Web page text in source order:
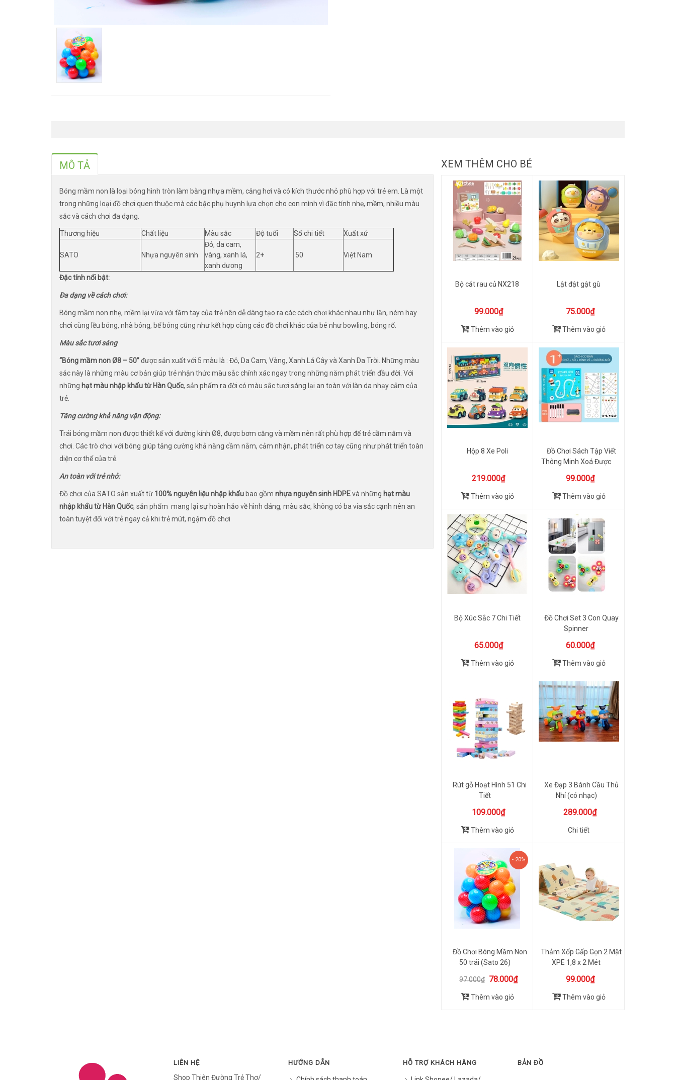
MÔ TẢ
Bóng mầm non là loại bóng hình tròn làm bằng nhựa mềm, căng hơi và có kích thước nhỏ phù hợp với trẻ em. Là một
trong những loại đồ chơi quen thuộc mà các bậc phụ huynh lựa chọn cho con mình vì đặc tính nhẹ, mềm, nhiều màu
sắc và cách chơi đa dạng.
Thương hiệu Chất liệu Màu sắc Độ tuổi Số chi tiết Xuất xứ
SATO Nhựa nguyên sinh
Đỏ, da cam,
vàng, xanh lá,
xanh dương
2+ 50 Việt Nam
Đặc tính nổi bật:
Đa dạng về cách chơi:
Bóng mầm non nhẹ, mềm lại vừa với tầm tay của trẻ nên dễ dàng tạo ra các cách chơi khác nhau như lăn, ném hay
chơi cùng lều bóng, nhà bóng, bể bóng cũng như kết hợp cùng các đồ chơi khác của bé như bowling, bóng rổ.
Màu sắc tươi sáng
“Bóng mầm non Ø8 – 50”được sản xuất với 5 màu là : Đỏ, Da Cam, Vàng, Xanh Lá Cây và Xanh Da Trời. Những màu
sắc này là những màu cơ bản giúp trẻ nhận thức màu sắc chính xác ngay trong những năm phát triển đầu đời. Với
những hạt màu nhập khẩu từ Hàn Quốc, sản phẩm ra đời có màu sắc tươi sáng lại an toàn với làn da nhạy cảm của
trẻ.
Tăng cường khả năng vận động:
Trái bóng mầm non được thiết kế với đường kính Ø8, được bơm căng và mềm nên rất phù hợp để trẻ cầm nắm và
chơi. Các trò chơi với bóng giúp tăng cường khả năng cầm nắm, cảm nhận, phát triển cơ tay cũng như phát triển toàn
diện cơ thể của trẻ.
An toàn với trẻ nhỏ:
Đồ chơi của SATO sản xuất từ 100% nguyên liệu nhập khẩu bao gồm nhựa nguyên sinh HDPEvà những hạt màu
nhập khẩu từ Hàn Quốc, sản phẩm mang lại sự hoàn hảo về hình dáng, màu sắc, không có ba via sắc cạnh nên an
toàn tuyệt đối với trẻ ngay cả khi trẻ mút, ngậm đồ chơi
XEM THÊM CHO BÉ
Bộ cắt rau củ NX218
99.000₫
Thêm vào giỏ
Lật đật gật gù
75.000₫
Thêm vào giỏ
Hộp 8 Xe Poli
219.000₫
Thêm vào giỏ
Đồ Chơi Sách Tập Viết
Thông Minh Xoá Được
99.000₫
Thêm vào giỏ
Bộ Xúc Sắc 7 Chi Tiết
65.000₫
Thêm vào giỏ
Đồ Chơi Set 3 Con Quay
Spinner
60.000₫
Thêm vào giỏ
Rút gỗ Hoạt Hình 51 Chi
Tiết
109.000₫
Thêm vào giỏ
Xe Đạp 3 Bánh Cầu Thủ
Nhí (có nhạc)
289.000₫
Chi tiết
- 20%
Đồ Chơi Bóng Mầm Non
50 trái (Sato 26)
97.000₫ 78.000₫
Thêm vào giỏ
Thảm Xốp Gấp Gọn 2 Mặt
XPE 1,8 x 2 Mét
99.000₫
Thêm vào giỏ
LIÊN HỆ
Shop Thiên Đường Trẻ Thơ/
HƯỚNG DẪN HỖ TRỢ KHÁCH HÀNG BẢN ĐỒ